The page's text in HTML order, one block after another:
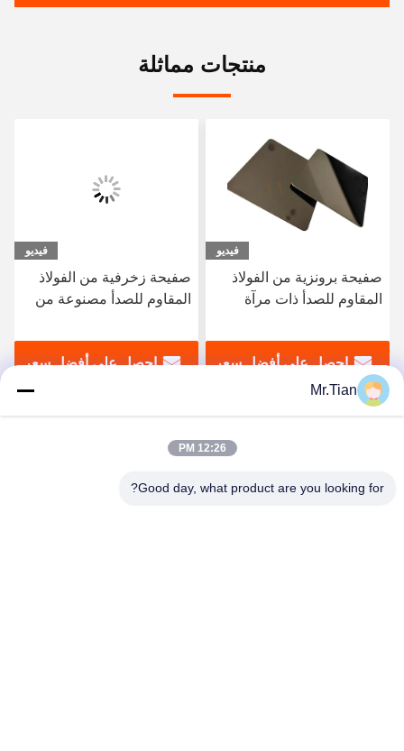
منتجات مماثلة
فيديو
صفيحة زخرفية من الفولاذ
المقاوم للصدأ مصنوعة من
على البارد 2013304316
احصل على أفضل سعر
فيديو
SS 316 ورقة الفولاذ المقاوم
للصدأ سوبر مرآة متينة
الذهب الوردي
احصل على أفضل سعر
(GuangDong)Foshan Winsco Metal Products
Mr.Tian
12:26 PM
Good day, what product are you looking for?